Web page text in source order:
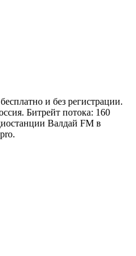
и без регистрации.
Битрейт потока: 160
Валдай FM в